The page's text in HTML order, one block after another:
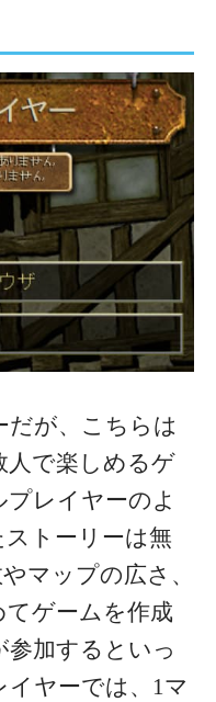
が、こちらは
人で楽しめるゲ
レイヤーのよ
トーリーは無
マップの広さ、
ゲームを作成
参加するといっ
ヤーでは、1マ